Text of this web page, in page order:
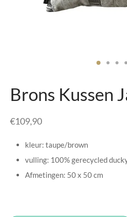
Brons Kussen
€109,90
kleur: taupe/brown
vulling: 100% gerecycled
Afmetingen: 50 x 50 cm